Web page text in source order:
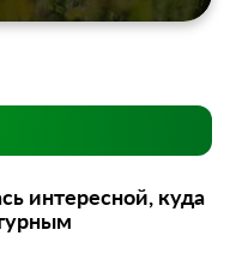
интересной, куда